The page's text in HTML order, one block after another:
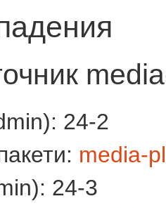
24-2
media-
24-3